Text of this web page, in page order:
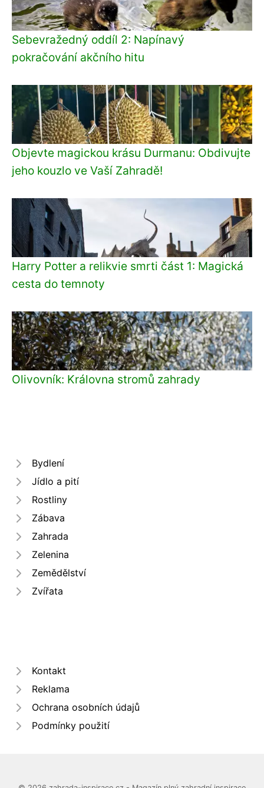
Sebevražedný oddíl 2: Napínavý
pokračování akčního hitu
Objevte magickou krásu Durmanu: Obdivujte
jeho kouzlo ve Vaší Zahradě!
Harry Potter a relikvie smrti část 1: Magická
cesta do temnoty
Olivovník: Královna stromů zahrady
Bydlení
Jídlo a pití
Rostliny
Zábava
Zahrada
Zelenina
Zemědělství
Zvířata
Kontakt
Reklama
Ochrana osobních údajů
Podmínky použití